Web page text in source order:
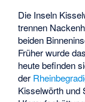
Die Inseln
trennen
beiden
Früher wurde
heute befinden
der
Kisselwörth und